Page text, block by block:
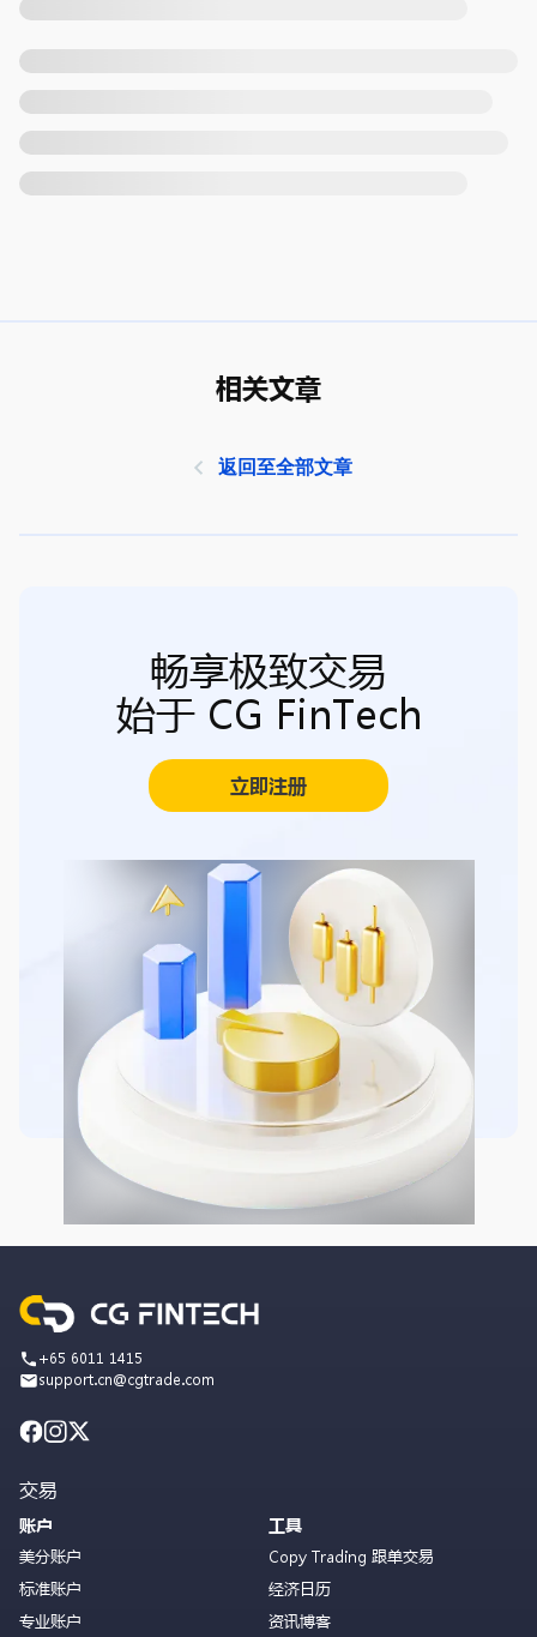
相关文章
返回至全部文章
畅享极致交易
始于 CG FinTech
立即注册
+65 6011 1415
support.cn@cgtrade.com
交易
账户
美分账户
标准账户
专业账户
工具
Copy Trading 跟单交易
经济日历
资讯博客